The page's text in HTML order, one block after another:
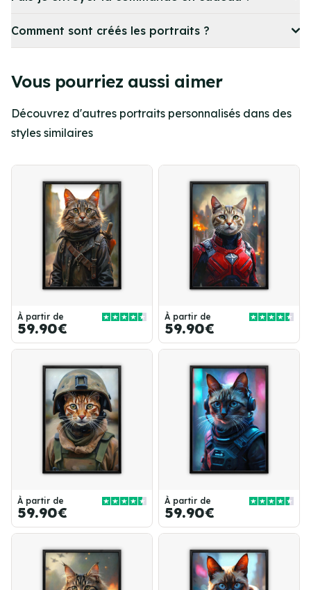
Comment sont créés les portraits ?
Vous pourriez aussi aimer
Découvrez d'autres portraits personnalisés dans des
styles similaires
À partir de
59.90€
À partir de
59.90€
À partir de
59.90€
À partir de
59.90€